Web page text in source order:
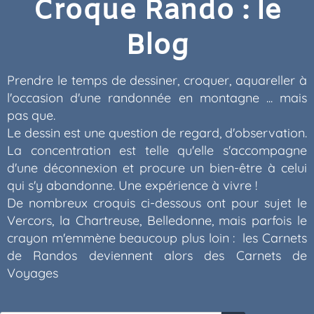
Croque Rando : le
Blog
Prendre le temps de dessiner, croquer, aquareller à
l'occasion d'une randonnée en montagne ... mais
pas que.
Le dessin est une question de regard, d'observation.
La concentration est telle qu'elle s'accompagne
d'une déconnexion et procure un bien-être à celui
qui s'y abandonne. Une expérience à vivre !
De nombreux croquis ci-dessous ont pour sujet le
Vercors, la Chartreuse, Belledonne, mais parfois le
crayon m'emmène beaucoup plus loin : les Carnets
de Randos deviennent alors des Carnets de
Voyages